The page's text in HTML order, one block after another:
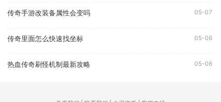
传奇手游改装备属性会变吗 05-07
传奇里面怎么快速找坐标 05-06
热血传奇刷怪机制最新攻略 05-06